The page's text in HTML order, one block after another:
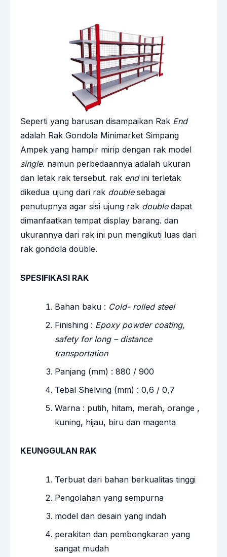
Seperti yang barusan disampaikan Rak End
adalah Rak Gondola Minimarket Simpang
Ampek yang hampir mirip dengan rak model
single. namun perbedaannya adalah ukuran
dan letak rak tersebut. rak endini terletak
dikedua ujung dari rak doublesebagai
penutupnya agar sisi ujung rak doubledapat
dimanfaatkan tempat display barang. dan
ukurannya dari rak ini pun mengikuti luas dari
rak gondola double.
SPESIFIKASI RAK
Bahan baku : Cold- rolled steel
Finishing : Epoxy powder coating,
safety for long – distance
transportation
Panjang (mm) : 880 / 900
Tebal Shelving (mm) : 0,6 / 0,7
Warna : putih, hitam, merah, orange ,
kuning, hijau, biru dan magenta
KEUNGGULAN RAK
Terbuat dari bahan berkualitas tinggi
Pengolahan yang sempurna
model dan desain yang indah
perakitan dan pembongkaran yang
sangat mudah